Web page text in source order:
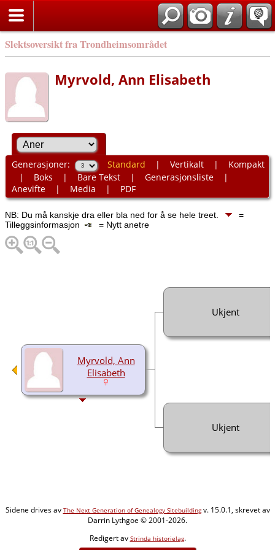
Slektsoversikt fra Trondheimsområdet
Myrvold, Ann Elisabeth
Generasjoner: Standard | Vertikalt| Kompakt
| Boks | Bare Tekst| Generasjonsliste|
Anevifte| Media | PDF
NB: Du må kanskje dra eller bla ned for å se hele treet.
=
Tilleggsinformasjon
= Nytt anetre
Myrvold, Ann
Elisabeth
Ukjent
Ukjent
Sidene drives av The Next Generation of Genealogy Sitebuildingv. 15.0.1, skrevet av
Darrin Lythgoe © 2001-2026.
Redigert av Strinda historielag.